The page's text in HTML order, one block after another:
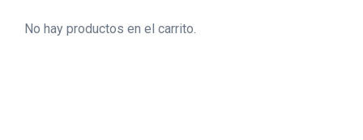
No hay productos en el carrito.